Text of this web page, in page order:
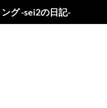
グ -sei2の日記-